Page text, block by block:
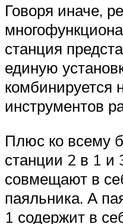
Говоря иначе,
станция
единую
комбинируется
инструментов
Плюс ко всему
станции 2 в 1 и
совмещают в
паяльника. А
1 содержит в